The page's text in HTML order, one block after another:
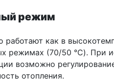
режим
работают как в
режимах (70/50 °C). При
возможно
отопления.